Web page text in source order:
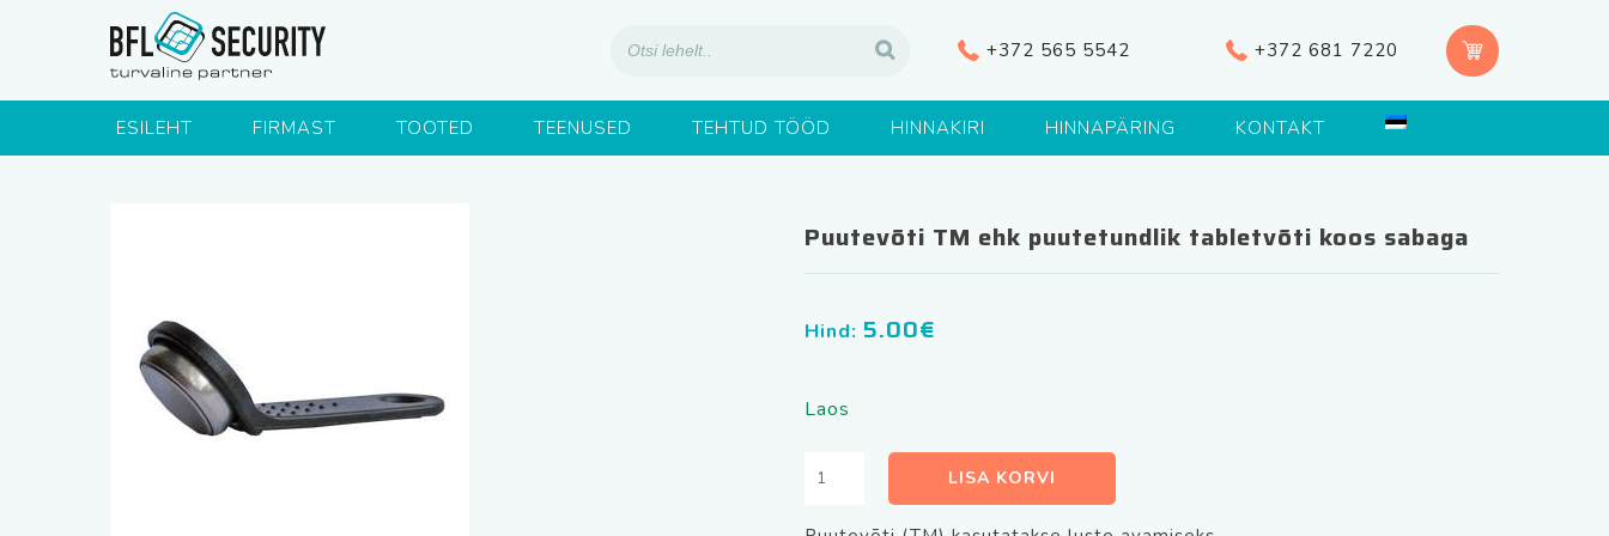
+372 565 5542 +372 681 7220
ESILEHT FIRMAST TOOTED TEENUSED TEHTUD TÖÖD HINNAKIRI HINNAPÄRING KONTAKT
Puutevõti TM ehk puutetundlik tabletvõti koos sabaga
Hind: 5.00€
Laos
Puutevõti
ehk
LISA KORVI